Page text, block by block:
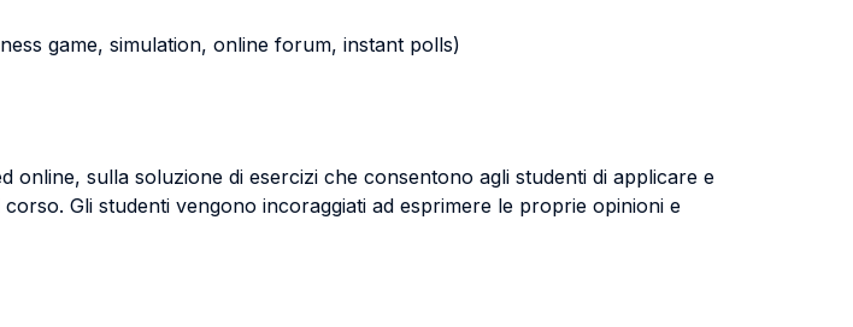
game, simulation, online forum, instant polls)
sulla soluzione di esercizi che consentono agli studenti di applicare e
Gli studenti vengono incoraggiati ad esprimere le proprie opinioni e